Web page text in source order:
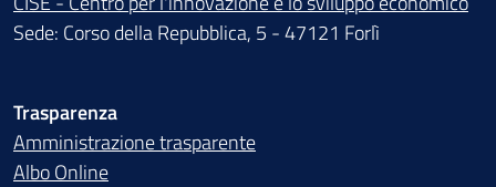
Sede: Corso della Repubblica, 5 - 47121 Forlì
Trasparenza
Amministrazione trasparente
Albo Online